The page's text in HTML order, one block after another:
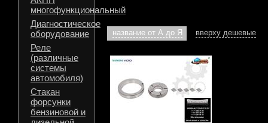
многофункциональный
Диагностическое
оборудование
Реле
(различные
системы
автомобиля)
Стакан
форсунки
бензиновой и
название от А до Я вверху дешевые